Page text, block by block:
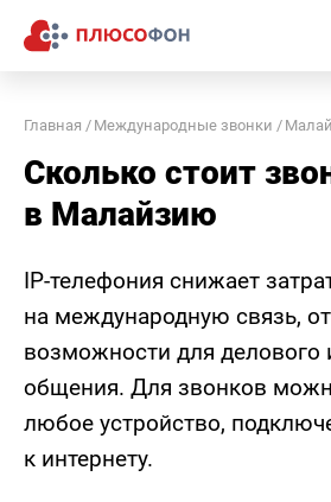
Главная Международные звонки
Сколько стоит
в Малайзию
IP-телефония снижает
на международную связь,
возможности для делового
общения. Для звонков
любое устройство,
к интернету.